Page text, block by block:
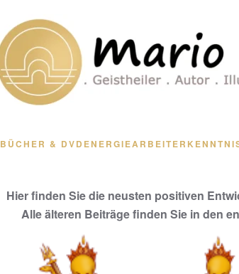
BÜCHER & DVD ENERGIEARBEIT
Hier finden Sie die neusten positiven
Alle älteren Beiträge finden Sie in den